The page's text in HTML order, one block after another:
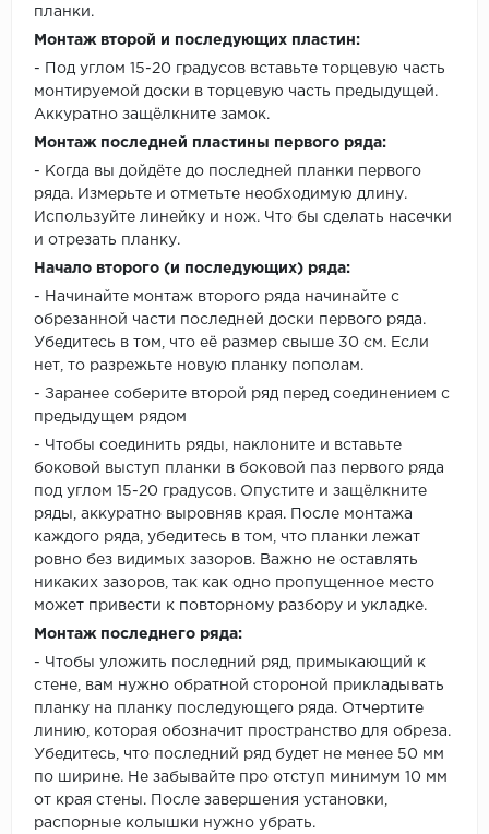
планки.
Монтаж второй и последующих пластин:
- Под углом 15-20 градусов вставьте торцевую часть
монтируемой доски в торцевую часть предыдущей.
Аккуратно защёлкните замок.
Монтаж последней пластины первого ряда:
- Когда вы дойдёте до последней планки первого
ряда. Измерьте и отметьте необходимую длину.
Используйте линейку и нож. Что бы сделать насечки
и отрезать планку.
Начало второго (и последующих) ряда:
- Начинайте монтаж второго ряда начинайте с
обрезанной части последней доски первого ряда.
Убедитесь в том, что её размер свыше 30 см. Если
нет, то разрежьте новую планку пополам.
- Заранее соберите второй ряд перед соединением с
предыдущем рядом
- Чтобы соединить ряды, наклоните и вставьте
боковой выступ планки в боковой паз первого ряда
под углом 15-20 градусов. Опустите и защёлкните
ряды, аккуратно выровняв края. После монтажа
каждого ряда, убедитесь в том, что планки лежат
ровно без видимых зазоров. Важно не оставлять
никаких зазоров, так как одно пропущенное место
может привести к повторному разбору и укладке.
Монтаж последнего ряда:
- Чтобы уложить последний ряд, примыкающий к
стене, вам нужно обратной стороной прикладывать
планку на планку последующего ряда. Отчертите
линию, которая обозначит пространство для обреза.
Убедитесь, что последний ряд будет не менее 50 мм
по ширине. Не забывайте про отступ минимум 10 мм
от края стены. После завершения установки,
распорные колышки нужно убрать.